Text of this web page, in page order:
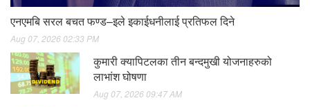
एनएमबि सरल बचत फण्ड–इले इकाईधनीलाई प्रतिफल दिने
Aug 07, 2026 02:33 PM
कुमारी क्यापिटलका तीन बन्दमुखी योजनाहरुको
लाभांश घोषणा
Aug 07, 2026 09:47 AM